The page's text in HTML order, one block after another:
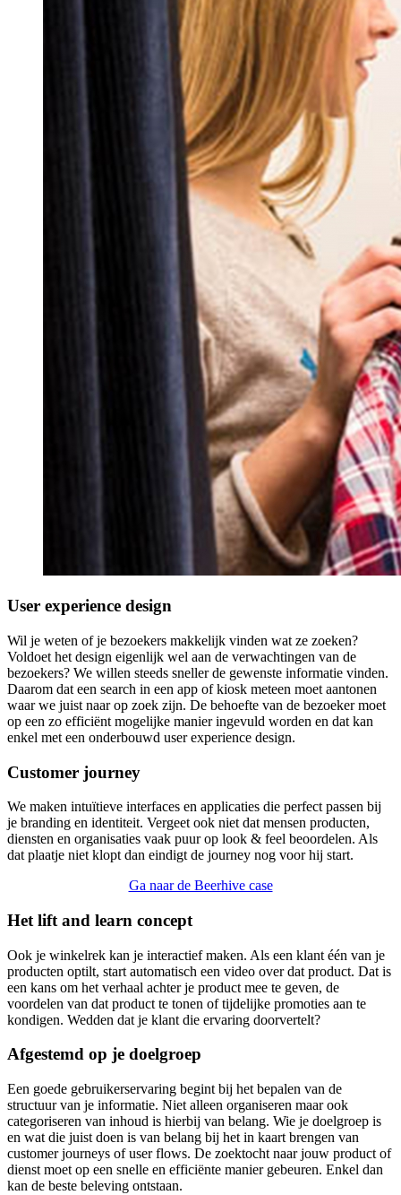
User experience design
Wil je weten of je bezoekers makkelijk vinden wat ze zoeken?
Voldoet het design eigenlijk wel aan de verwachtingen van de
bezoekers? We willen steeds sneller de gewenste informatie vinden.
Daarom dat een search in een app of kiosk meteen moet aantonen
waar we juist naar op zoek zijn. De behoefte van de bezoeker moet
op een zo efficiënt mogelijke manier ingevuld worden en dat kan
enkel met een onderbouwd user experience design.
Customer journey
We maken intuïtieve interfaces en applicaties die perfect passen bij
je branding en identiteit. Vergeet ook niet dat mensen producten,
diensten en organisaties vaak puur op look & feel beoordelen. Als
dat plaatje niet klopt dan eindigt de journey nog voor hij start.
Ga naar de Beerhive case
Het lift and learn concept
Ook je winkelrek kan je interactief maken. Als een klant één van je
producten optilt, start automatisch een video over dat product. Dat is
een kans om het verhaal achter je product mee te geven, de
voordelen van dat product te tonen of tijdelijke promoties aan te
kondigen. Wedden dat je klant die ervaring doorvertelt?
Afgestemd op je doelgroep
Een goede gebruikerservaring begint bij het bepalen van de
structuur van je informatie. Niet alleen organiseren maar ook
categoriseren van inhoud is hierbij van belang. Wie je doelgroep is
en wat die juist doen is van belang bij het in kaart brengen van
customer journeys of user flows. De zoektocht naar jouw product of
dienst moet op een snelle en efficiënte manier gebeuren. Enkel dan
kan de beste beleving ontstaan.